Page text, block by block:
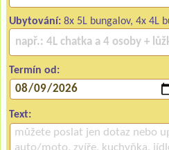
Ubytování: 8x 5L bungalov, 4x 4L
Termín od:
Text: